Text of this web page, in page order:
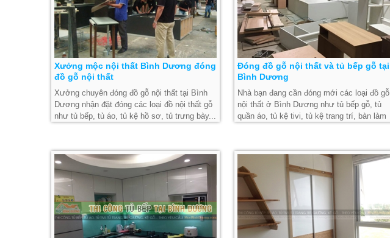
Xưởng mộc nội thất Bình Dương đóng
đồ gỗ nội thất
Xưởng chuyên đóng đồ gỗ nội thất tại Bình
Dương nhận đặt đóng các loại đồ nội thất gỗ
như tủ bếp, tủ áo, tủ kệ hồ sơ, tủ trưng bày...
Đóng đồ gỗ nội thất và tủ bếp gỗ tại
Bình Dương
Nhà bạn đang cần đóng mới các loại đồ gỗ
nội thất ở Bình Dương như tủ bếp gỗ, tủ
quần áo, tủ kệ tivi, tủ kệ trang trí, bàn làm